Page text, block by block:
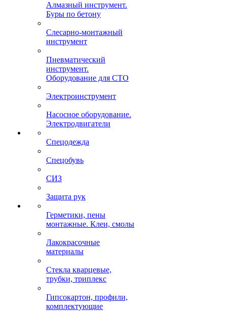
Алмазный инструмент.
Буры по бетону
Слесарно-монтажный
инструмент
Пневматический
инструмент.
Оборудование для СТО
Электроинструмент
Насосное оборудование.
Электродвигатели
Спецодежда
Спецобувь
СИЗ
Защита рук
Герметики, пены
монтажные. Клеи, смолы
Лакокрасочные
материалы
Стекла кварцевые,
трубки, триплекс
Гипсокартон, профили,
комплектующие